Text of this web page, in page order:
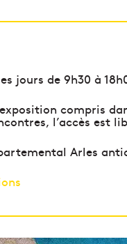
jours de 9h30 à
compris
l’accès est
Arles